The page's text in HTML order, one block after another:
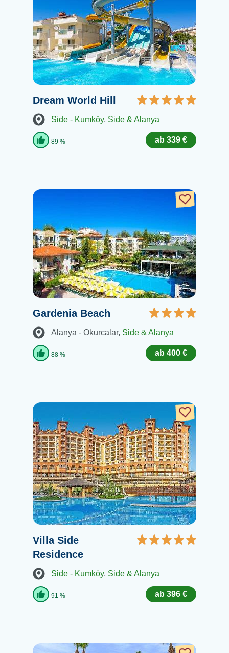
Dream World Hill
Side - Kumköy, Side & Alanya
89 % ab 339 €
Gardenia Beach
Alanya - Okurcalar, Side & Alanya
88 % ab 400 €
Villa Side
Residence
Side - Kumköy, Side & Alanya
91 % ab 396 €